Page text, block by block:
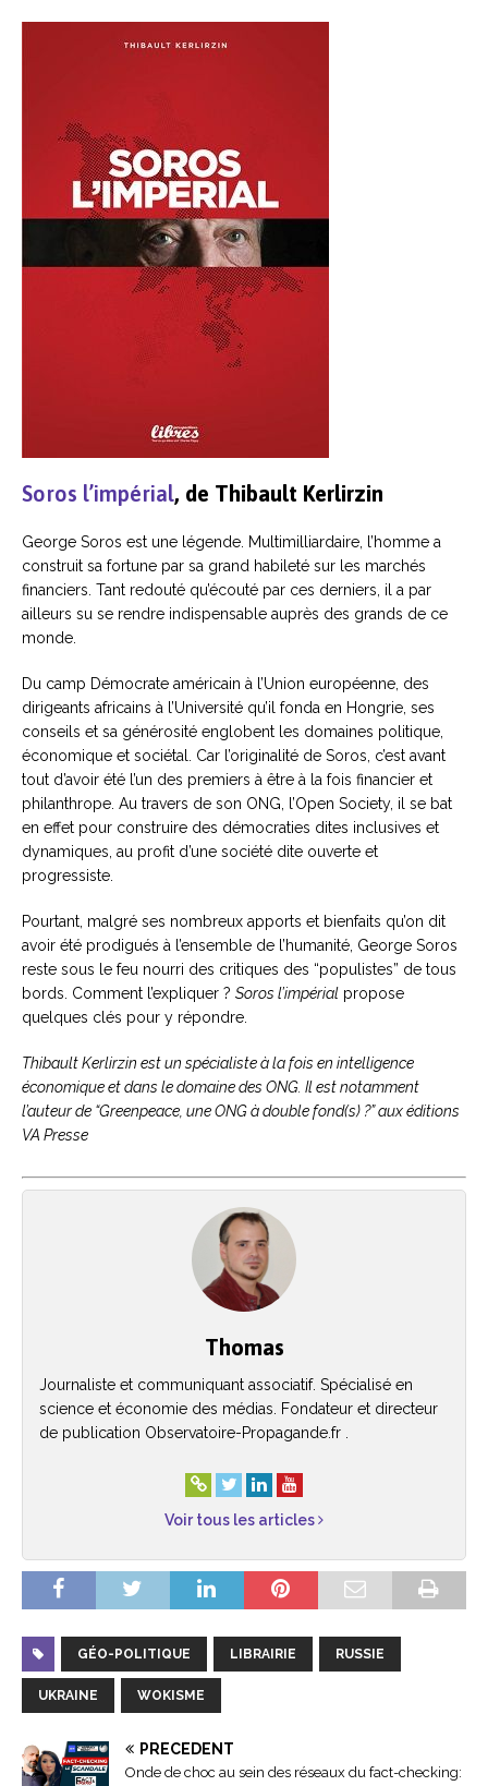
Soros l’impérial, de Thibault Kerlirzin
George Soros est une légende. Multimilliardaire, l’homme a
construit sa fortune par sa grand habileté sur les marchés
financiers. Tant redouté qu’écouté par ces derniers, il a par
ailleurs su se rendre indispensable auprès des grands de ce
monde.
Du camp Démocrate américain à l’Union européenne, des
dirigeants africains à l’Université qu’il fonda en Hongrie, ses
conseils et sa générosité englobent les domaines politique,
économique et sociétal. Car l’originalité de Soros, c’est avant
tout d’avoir été l’un des premiers à être à la fois financier et
philanthrope. Au travers de son ONG, l’Open Society, il se bat
en effet pour construire des démocraties dites inclusives et
dynamiques, au profit d’une société dite ouverte et
progressiste.
Pourtant, malgré ses nombreux apports et bienfaits qu’on dit
avoir été prodigués à l’ensemble de l’humanité, George Soros
reste sous le feu nourri des critiques des “populistes” de tous
bords. Comment l’expliquer ? Soros l’impérial propose
quelques clés pour y répondre.
Thibault Kerlirzin est un spécialiste à la fois en intelligence
économique et dans le domaine des ONG. Il est notamment
l’auteur de “Greenpeace, une ONG à double fond(s) ?” aux éditions
VA Presse
Thomas
Journaliste et communiquant associatif. Spécialisé en
science et économie des médias. Fondateur et directeur
de publication Observatoire-Propagande.fr .
Voir tous les articles
GÉO-POLITIQUE LIBRAIRIE RUSSIE
UKRAINE WOKISME
PRÉCÉDENT
Onde de choc au sein des réseaux du fact-checking: